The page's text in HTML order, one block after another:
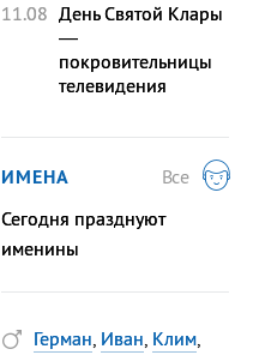
11.08 День Святой Клары
—
покровительницы
телевидения
ИМЕНА
Все
Сегодня празднуют
именины
Герман, Иван, Клим,